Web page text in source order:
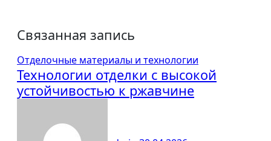
Связанная запись
Отделочные материалы и технологии
Технологии отделки с высокой
устойчивостью к ржавчине